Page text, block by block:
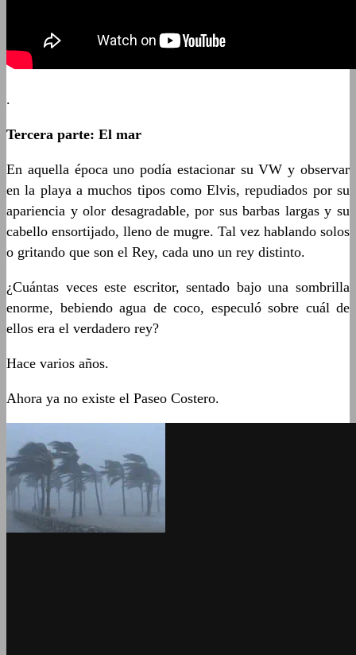
.
Tercera parte: El mar
En aquella época uno podía estacionar su VW y observar
en la playa a muchos tipos como Elvis, repudiados por su
apariencia y olor desagradable, por sus barbas largas y su
cabello ensortijado, lleno de mugre. Tal vez hablando solos
o gritando que son el Rey, cada uno un rey distinto.
¿Cuántas veces este escritor, sentado bajo una sombrilla
enorme, bebiendo agua de coco, especuló sobre cuál de
ellos era el verdadero rey?
Hace varios años.
Ahora ya no existe el Paseo Costero.